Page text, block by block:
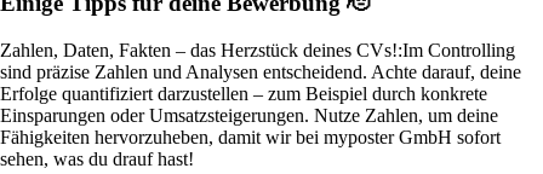
Zahlen, Daten, Fakten – das Herzstück deines CVs!:Im Controlling
sind präzise Zahlen und Analysen entscheidend. Achte darauf, deine
Erfolge quantifiziert darzustellen – zum Beispiel durch konkrete
Einsparungen oder Umsatzsteigerungen. Nutze Zahlen, um deine
Fähigkeiten hervorzuheben, damit wir bei myposter GmbH sofort
sehen, was du drauf hast!